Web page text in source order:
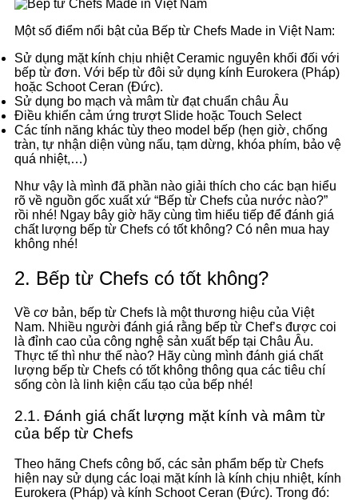
Một số điểm nổi bật của Bếp từ Chefs Made in Việt Nam:
Sử dụng mặt kính chịu nhiệt Ceramic nguyên khối đối với
bếp từ đơn. Với bếp từ đôi sử dụng kính Eurokera (Pháp)
hoặc Schoot Ceran (Đức).
Sử dụng bo mạch và mâm từ đạt chuẩn châu Âu
Điều khiển cảm ứng trượt Slide hoặc Touch Select
Các tính năng khác tùy theo model bếp (hẹn giờ, chống
tràn, tự nhận diện vùng nấu, tạm dừng, khóa phím, bảo vệ
quá nhiệt,…)
Như vậy là mình đã phần nào giải thích cho các bạn hiểu
rõ về nguồn gốc xuất xứ “Bếp từ Chefs của nước nào?”
rồi nhé! Ngay bây giờ hãy cùng tìm hiểu tiếp để đánh giá
chất lượng bếp từ Chefs có tốt không? Có nên mua hay
không nhé!
2. Bếp từ Chefs có tốt không?
Về cơ bản, bếp từ Chefs là một thương hiệu của Việt
Nam. Nhiều người đánh giá rằng bếp từ Chef’s được coi
là đỉnh cao của công nghệ sản xuất bếp tại Châu Âu.
Thực tế thì như thế nào? Hãy cùng mình đánh giá chất
lượng bếp từ Chefs có tốt không thông qua các tiêu chí
sống còn là linh kiện cấu tạo của bếp nhé!
2.1. Đánh giá chất lượng mặt kính và mâm từ
của bếp từ Chefs
Theo hãng Chefs công bố, các sản phẩm bếp từ Chefs
hiện nay sử dụng các loại mặt kính là kính chịu nhiệt, kính
Eurokera (Pháp) và kính Schoot Ceran (Đức). Trong đó: